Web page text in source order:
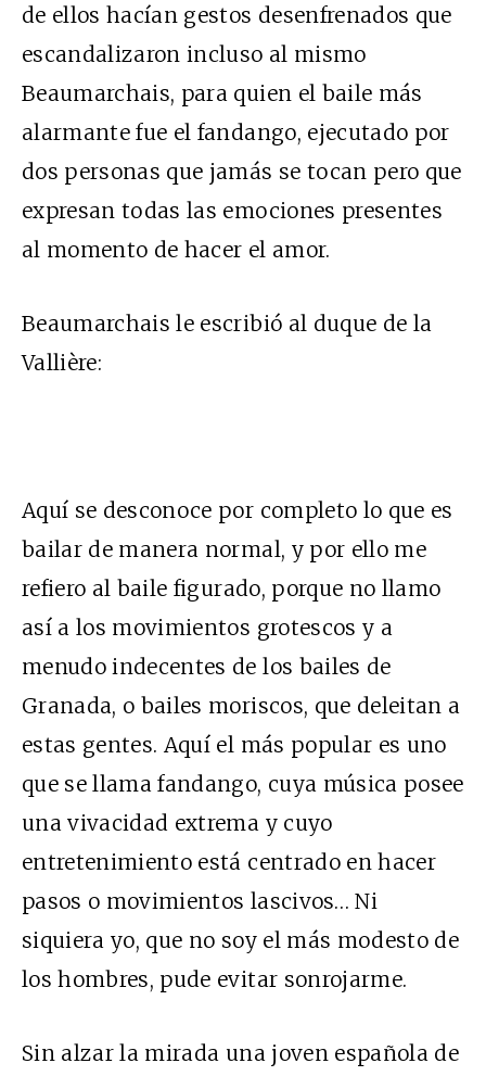
de ellos hacían gestos desenfrenados que
escandalizaron incluso al mismo
Beaumarchais, para quien el baile más
alarmante fue el fandango, ejecutado por
dos personas que jamás se tocan pero que
expresan todas las emociones presentes
al momento de hacer el amor.
Beaumarchais le escribió al duque de la
Vallière:
Aquí se desconoce por completo lo que es
bailar de manera normal, y por ello me
refiero al baile figurado, porque no llamo
así a los movimientos grotescos y a
menudo indecentes de los bailes de
Granada, o bailes moriscos, que deleitan a
estas gentes. Aquí el más popular es uno
que se llama fandango, cuya música posee
una vivacidad extrema y cuyo
entretenimiento está centrado en hacer
pasos o movimientos lascivos… Ni
siquiera yo, que no soy el más modesto de
los hombres, pude evitar sonrojarme.
Sin alzar la mirada una joven española de